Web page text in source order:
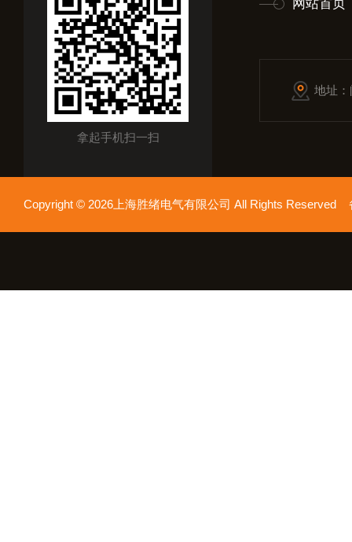
拿起手机扫一扫
网站首页
地址
Copyright © 2026上海胜绪电气有限公司 All Rights Reserved